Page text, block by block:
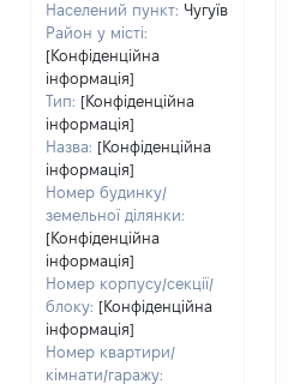
Населений пункт: Чугуїв
Район у місті:
[Конфіденційна
інформація]
Тип: [Конфіденційна
інформація]
Назва: [Конфіденційна
інформація]
Номер будинку/
земельної ділянки:
[Конфіденційна
інформація]
Номер корпусу/секції/
блоку: [Конфіденційна
інформація]
Номер квартири/
кімнати/гаражу: